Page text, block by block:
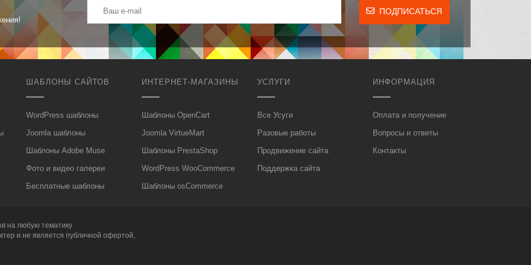
ПОДПИСАТЬСЯ
ШАБЛОНЫ САЙТОВ
WordPress шаблоны
Joomla шаблоны
Шаблоны Adobe Muse
Фото и видео галереи
Бесплатные шаблоны
ИНТЕРНЕТ-МАГАЗИНЫ
Шаблоны OpenCart
Joomla VirtueMart
Шаблоны PrestaShop
WordPress WooCommerce
Шаблоны osCommerce
УСЛУГИ
Все Усуги
Разовые работы
Продвижение сайта
Поддержка сайта
ИНФОРМАЦИЯ
Оплата и получение
Вопросы и ответы
Контакты
на любую тематику
и не является публичной офертой,